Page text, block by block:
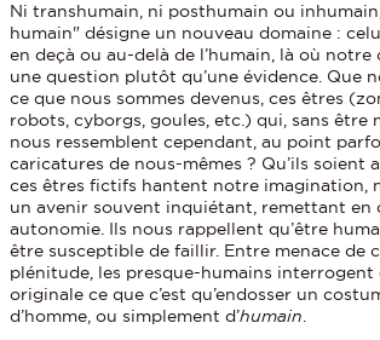
Ni transhumain, ni posthumain ou
humain" désigne un nouveau domaine :
en deçà ou au-delà de l’humain, là où
une question plutôt qu’une évidence. Que
ce que nous sommes devenus, ces êtres
robots, cyborgs, goules, etc.) qui, sans être
nous ressemblent cependant, au point
caricatures de nous-mêmes ? Qu’ils soient
ces êtres fictifs hantent notre imagination,
un avenir souvent inquiétant, remettant en
autonomie. Ils nous rappellent qu’être
être susceptible de faillir. Entre menace de
plénitude, les presque-humains interrogent
originale ce que c’est qu’endosser un
d’homme, ou simplement d’humain